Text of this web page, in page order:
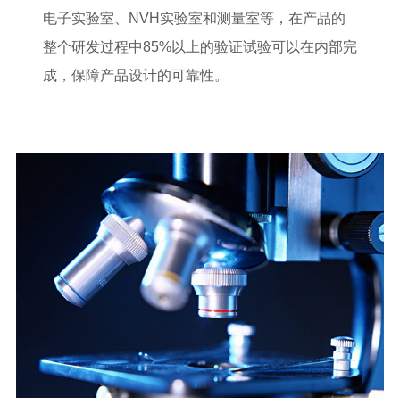
电子实验室、NVH实验室和测量室等，在产品的
整个研发过程中85%以上的验证试验可以在内部完
成，保障产品设计的可靠性。